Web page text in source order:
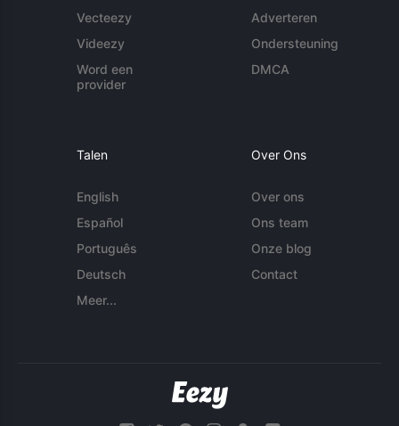
Vecteezy
Videezy
Word een
provider
Adverteren
Ondersteuning
DMCA
Talen
English
Español
Português
Deutsch
Meer...
Over Ons
Over ons
Ons team
Onze blog
Contact